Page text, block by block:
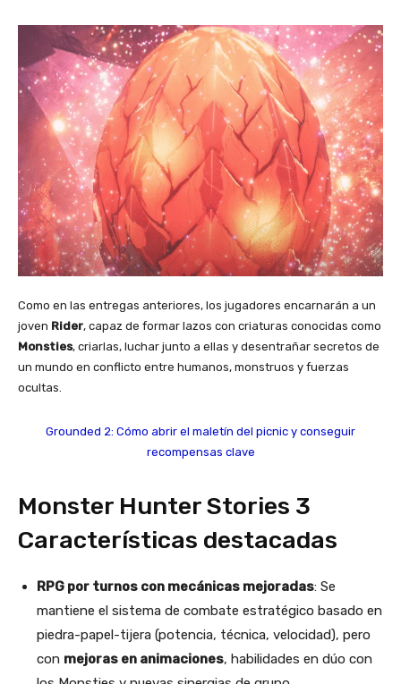
Como en las entregas anteriores, los jugadores encarnarán a un
joven Rider, capaz de formar lazos con criaturas conocidas como
Monsties, criarlas, luchar junto a ellas y desentrañar secretos de
un mundo en conflicto entre humanos, monstruos y fuerzas
ocultas.
Grounded 2: Cómo abrir el maletín del picnic y conseguir
recompensas clave
Monster Hunter Stories 3
Características destacadas
RPG por turnos con mecánicas mejoradas: Se
mantiene el sistema de combate estratégico basado en
piedra-papel-tijera (potencia, técnica, velocidad), pero
con mejoras en animaciones, habilidades en dúo con